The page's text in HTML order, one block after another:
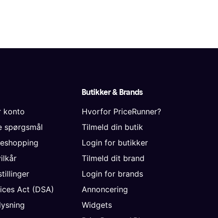
konto
spørgsmål
Act (DSA)
Butikker & Brands
Hvorfor PriceRunner?
Tilmeld din butik
Login for butikker
Tilmeld dit brand
Login for brands
Annoncering
Widgets